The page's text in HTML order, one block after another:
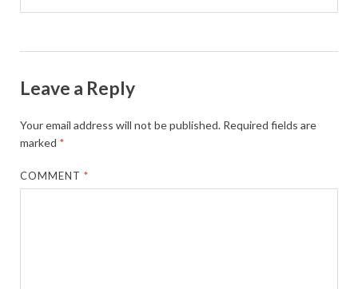
Leave a Reply
Your email address will not be published. Required fields are
marked *
COMMENT*